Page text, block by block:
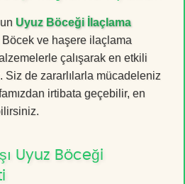
Uyuz Böceği İlaçlama
ve haşere ilaçlama
çalışarak en etkili
Siz de zararlılarla mücadeleniz
irtibata geçebilir, en
Uyuz Böceği